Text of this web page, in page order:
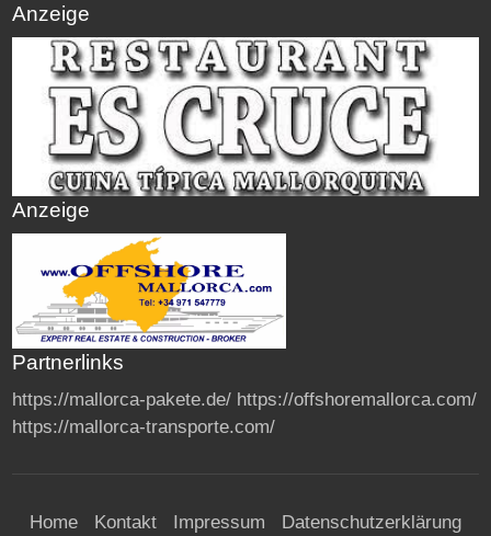
Anzeige
Anzeige
Partnerlinks
https://mallorca-pakete.de/ https://offshoremallorca.com/
https://mallorca-transporte.com/
Home Kontakt Impressum Datenschutzerklärung